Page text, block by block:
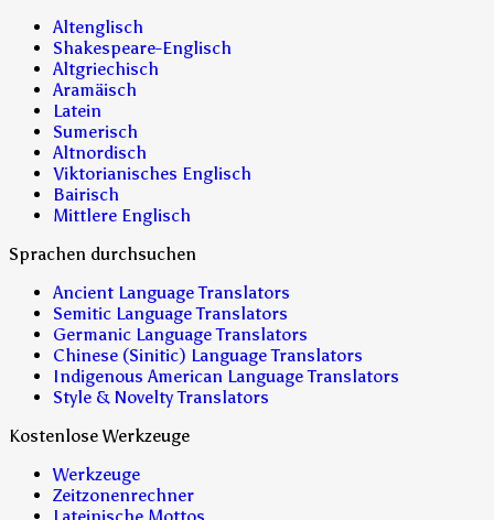
Altenglisch
Shakespeare-Englisch
Altgriechisch
Aramäisch
Latein
Sumerisch
Altnordisch
Viktorianisches Englisch
Bairisch
Mittlere Englisch
Sprachen durchsuchen
Ancient Language Translators
Semitic Language Translators
Germanic Language Translators
Chinese (Sinitic) Language Translators
Indigenous American Language Translators
Style & Novelty Translators
Kostenlose Werkzeuge
Werkzeuge
Zeitzonenrechner